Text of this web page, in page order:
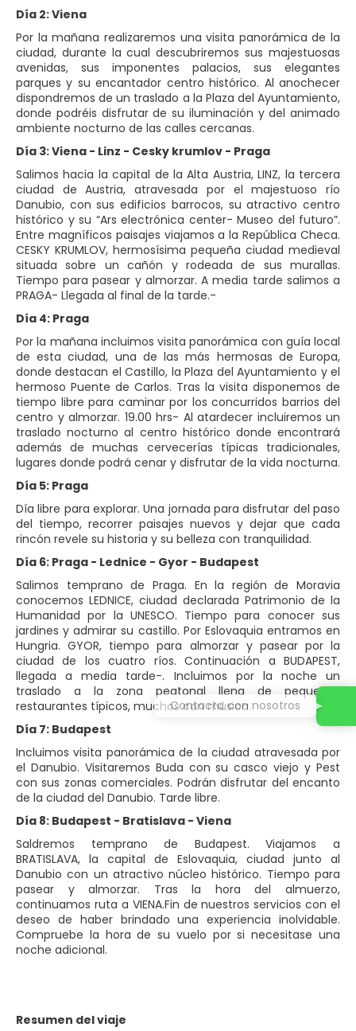
Día 2: Viena
Por la mañana realizaremos una visita panorámica de la
ciudad, durante la cual descubriremos sus majestuosas
avenidas, sus imponentes palacios, sus elegantes
parques y su encantador centro histórico. Al anochecer
dispondremos de un traslado a la Plaza del Ayuntamiento,
donde podréis disfrutar de su iluminación y del animado
ambiente nocturno de las calles cercanas.
Día 3: Viena - Linz - Cesky krumlov - Praga
Salimos hacia la capital de la Alta Austria, LINZ, la tercera
ciudad de Austria, atravesada por el majestuoso río
Danubio, con sus edificios barrocos, su atractivo centro
histórico y su “Ars electrónica center- Museo del futuro”.
Entre magníficos paisajes viajamos a la República Checa.
CESKY KRUMLOV, hermosísima pequeña ciudad medieval
situada sobre un cañón y rodeada de sus murallas.
Tiempo para pasear y almorzar. A media tarde salimos a
PRAGA- Llegada al final de la tarde.-
Día 4: Praga
Por la mañana incluimos visita panorámica con guía local
de esta ciudad, una de las más hermosas de Europa,
donde destacan el Castillo, la Plaza del Ayuntamiento y el
hermoso Puente de Carlos. Tras la visita disponemos de
tiempo libre para caminar por los concurridos barrios del
centro y almorzar. 19.00 hrs- Al atardecer incluiremos un
traslado nocturno al centro histórico donde encontrará
además de muchas cervecerías típicas tradicionales,
lugares donde podrá cenar y disfrutar de la vida nocturna.
Día 5: Praga
Día libre para explorar. Una jornada para disfrutar del paso
del tiempo, recorrer paisajes nuevos y dejar que cada
rincón revele su historia y su belleza con tranquilidad.
Día 6: Praga - Lednice - Gyor - Budapest
Salimos temprano de Praga. En la región de Moravia
conocemos LEDNICE, ciudad declarada Patrimonio de la
Humanidad por la UNESCO. Tiempo para conocer sus
jardines y admirar su castillo. Por Eslovaquia entramos en
Hungria. GYOR, tiempo para almorzar y pasear por la
ciudad de los cuatro ríos. Continuación a BUDAPEST,
llegada a media tarde-. Incluimos por la noche un
traslado a la zona peatonal llena de pequeños
restaurantes típicos, muchos con música.
Día 7: Budapest
Incluimos visita panorámica de la ciudad atravesada por
el Danubio. Visitaremos Buda con su casco viejo y Pest
con sus zonas comerciales. Podrán disfrutar del encanto
de la ciudad del Danubio. Tarde libre.
Día 8: Budapest - Bratislava - Viena
Saldremos temprano de Budapest. Viajamos a
BRATISLAVA, la capital de Eslovaquia, ciudad junto al
Danubio con un atractivo núcleo histórico. Tiempo para
pasear y almorzar. Tras la hora del almuerzo,
continuamos ruta a VIENA.Fin de nuestros servicios con el
deseo de haber brindado una experiencia inolvidable.
Compruebe la hora de su vuelo por si necesitase una
noche adicional.
Resumen del viaje
Contacta con nosotros